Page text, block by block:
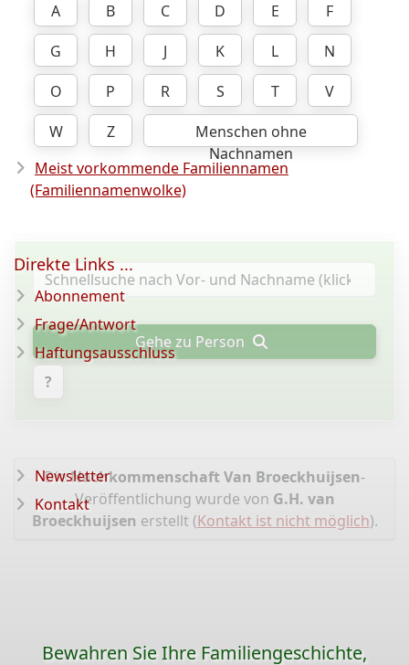
A
B C D E
F
G
H J K L
N
O
P R S T
V
W
Z
Menschen ohne
Nachnamen
Meist vorkommende Familiennamen
(Familiennamenwolke)
Gehe zu Person
?
DieNachkommenschaft Van Broeckhuijsen-
Veröffentlichung wurde von G.H. van
Broeckhuijsen erstellt (Kontakt ist nicht möglich).
Direkte Links ...
Abonnement
Frage/Antwort
Haftungsausschluss
Newsletter
Kontakt
Bewahren Sie Ihre Familiengeschichte,